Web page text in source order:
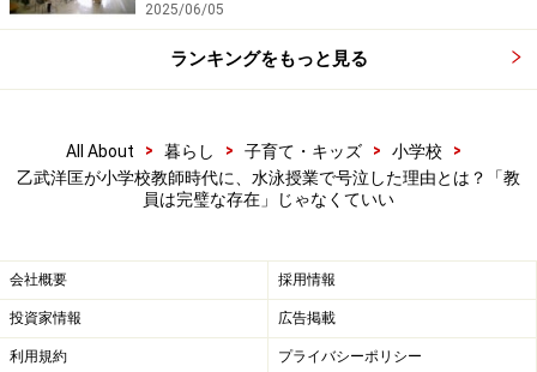
子どもの頃からプールが大嫌いでしたし、水に対する恐
怖心というのは人一倍ありました。
ることができない男の子がいました。私自身は水泳の授
業で水の中に入って指導することはできなかったので、
て声をかけるのもなんだか白々しいなという思いがあり
ました。
どうしたらいいのかと悩んだ結果、クラスの前で「今年
2025/06/05
ランキングをもっと見る
All About > 暮らし > 子育て・キッズ > 小学校
>
乙武洋匡が小学校教師時代に、水泳授業で号泣した理由とは？「教
員は完璧な存在」じゃなくていい
会社概要 採用情報
投資家情報 広告掲載
利用規約 プライバシーポリシー